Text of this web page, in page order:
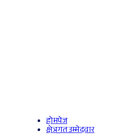
होमपेज
क्षेत्रगत उम्मेदवार